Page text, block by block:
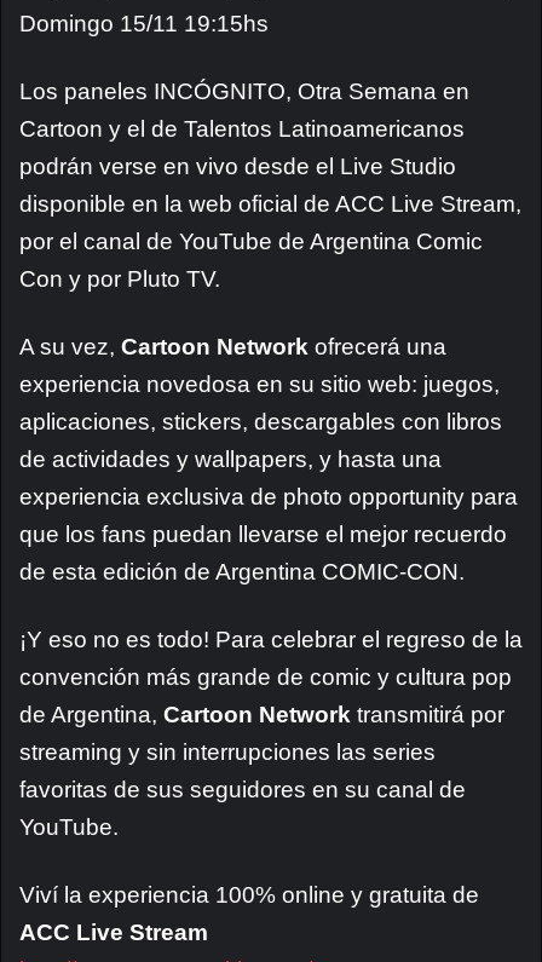
Domingo 15/11 19:15hs
Los paneles INCÓGNITO, Otra Semana en
Cartoon y el de Talentos Latinoamericanos
podrán verse en vivo desde el Live Studio
disponible en la web oficial de ACC Live Stream,
por el canal de YouTube de Argentina Comic
Con y por Pluto TV.
A su vez, Cartoon Network ofrecerá una
experiencia novedosa en su sitio web: juegos,
aplicaciones, stickers, descargables con libros
de actividades y wallpapers, y hasta una
experiencia exclusiva de photo opportunity para
que los fans puedan llevarse el mejor recuerdo
de esta edición de Argentina COMIC-CON.
¡Y eso no es todo! Para celebrar el regreso de la
convención más grande de comic y cultura pop
de Argentina, Cartoon Network transmitirá por
streaming y sin interrupciones las series
favoritas de sus seguidores en su canal de
YouTube.
Viví la experiencia 100% online y gratuita de
ACC Live Stream